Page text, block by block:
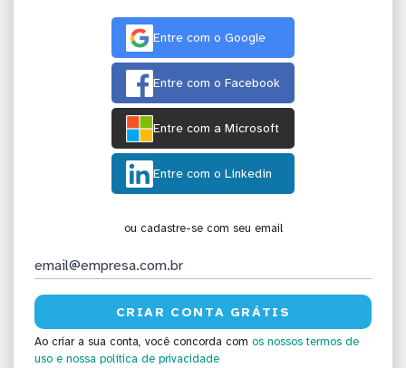
Entre com o Google
Entre com o Facebook
Entre com a Microsoft
Entre com o Linkedin
ou cadastre-se com seu email
Ao criar a sua conta, você concorda com os nossos termos de
uso e nossa política de privacidade